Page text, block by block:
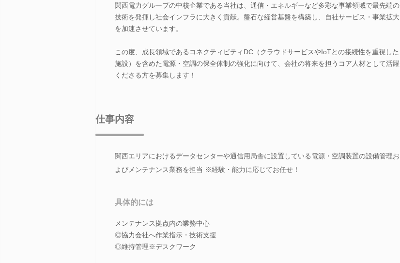
関西電力グループの中核企業である当社は、通信・エネルギーなど多彩な事業領域で最先端の
技術を発揮し社会インフラに大きく貢献。盤石な経営基盤を構築し、自社サービス・事業拡大
を加速させています。
この度、成長領域であるコネクティビティDC（クラウドサービスやIoTとの接続性を重視した
施設）を含めた電源・空調の保全体制の強化に向けて、会社の将来を担うコア人材として活躍
くださる方を募集します！
仕事内容
関西エリアにおけるデータセンターや通信用局舎に設置している電源・空調装置の設備管理お
よびメンテナンス業務を担当 ※経験・能力に応じてお任せ！
具体的には
メンテナンス拠点内の業務中心
◎協力会社へ作業指示・技術支援
◎維持管理※デスクワーク